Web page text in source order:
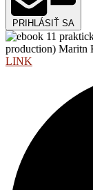
PRIHLÁSIŤ SA
LINK